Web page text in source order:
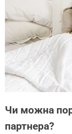
Чи можна
партнера?